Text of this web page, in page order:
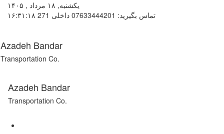
یکشنبه, ۱۸ مرداد , ۱۴۰۵
۱۶:۳۱:۱۸
تماس بگیرید: 07633444201 داخلی 271
Azadeh Bandar
Transportation Co.
Azadeh Bandar
Transportation Co.